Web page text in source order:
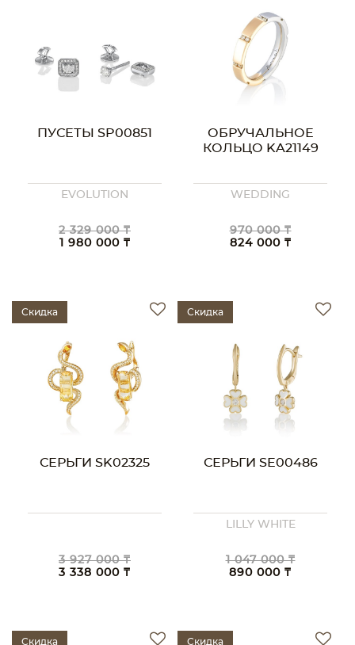
ПУСЕТЫ SP00851
EVOLUTION
2 329 000 ₸
1 980 000 ₸
ОБРУЧАЛЬНОЕ
КОЛЬЦО KA21149
WEDDING
970 000 ₸
824 000 ₸
Скидка
СЕРЬГИ SK02325
3 927 000 ₸
3 338 000 ₸
Скидка
СЕРЬГИ SE00486
LILLY WHITE
1 047 000 ₸
890 000 ₸
Скидка Скидка